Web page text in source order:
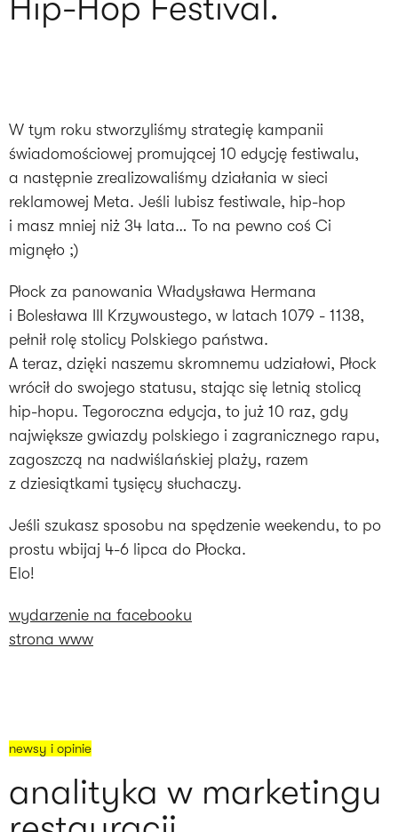
W tym roku stworzyliśmy strategię kampanii
świadomościowej promującej 10 edycję festiwalu,
a następnie zrealizowaliśmy działania w sieci
reklamowej Meta. Jeśli lubisz festiwale, hip-hop
i masz mniej niż 34 lata… To na pewno coś Ci
mignęło ;)
Płock za panowania Władysława Hermana
i Bolesława III Krzywoustego, w latach 1079 - 1138,
pełnił rolę stolicy Polskiego państwa.
A teraz, dzięki naszemu skromnemu udziałowi, Płock
wrócił do swojego statusu, stając się letnią stolicą
hip-hopu. Tegoroczna edycja, to już 10 raz, gdy
największe gwiazdy polskiego i zagranicznego rapu,
zagoszczą na nadwiślańskiej plaży, razem
z dziesiątkami tysięcy słuchaczy.
Jeśli szukasz sposobu na spędzenie weekendu, to po
prostu wbijaj 4-6 lipca do Płocka.
Elo!
wydarzenie na facebooku
strona www
newsy i opinie
analityka w marketingu